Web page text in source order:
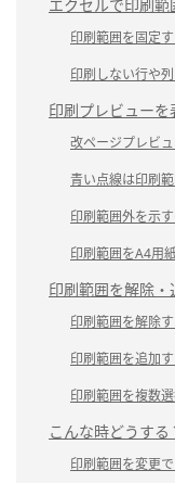
エクセルで印刷
印刷範囲を固定
印刷しない行や
印刷プレビュー
改ページプレビ
青い点線は印刷
印刷範囲外を示
印刷範囲をA4用
印刷範囲を解除
印刷範囲を解除
印刷範囲を追加
印刷範囲を複数
こんな時どうす
印刷範囲を変更